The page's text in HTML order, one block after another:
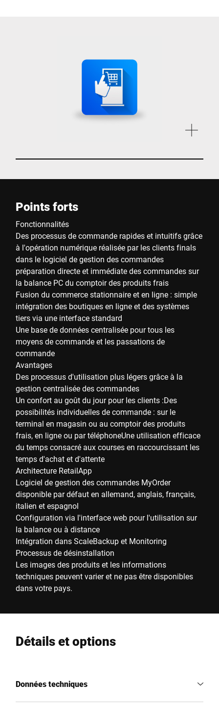
Points forts
Fonctionnalités
Des processus de commande rapides et intuitifs grâce
à l'opération numérique réalisée par les clients finals
dans le logiciel de gestion des commandes
préparation directe et immédiate des commandes sur
la balance PC du comptoir des produits frais
Fusion du commerce stationnaire et en ligne : simple
intégration des boutiques en ligne et des systèmes
tiers via une interface standard
Une base de données centralisée pour tous les
moyens de commande et les passations de
commande
Avantages
Des processus d'utilisation plus légers grâce à la
gestion centralisée des commandes
Un confort au goût du jour pour les clients :Des
possibilités individuelles de commande : sur le
terminal en magasin ou au comptoir des produits
frais, en ligne ou par téléphoneUne utilisation efficace
du temps consacré aux courses en raccourcissant les
temps d'achat et d'attente
Architecture RetailApp
Logiciel de gestion des commandes MyOrder
disponible par défaut en allemand, anglais, français,
italien et espagnol
Configuration via l'interface web pour l'utilisation sur
la balance ou à distance
Intégration dans ScaleBackup et Monitoring
Processus de désinstallation
Les images des produits et les informations
techniques peuvent varier et ne pas être disponibles
dans votre pays.
Détails et options
Données techniques